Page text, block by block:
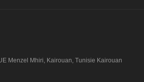
Menzel Mhiri, Kairouan, Tunisie Kairouan